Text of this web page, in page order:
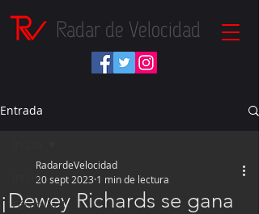
Radar de Velocidad
Entrada
Inicio
Fórmula 1
¡Dewey Richards se gana
RadardeVelocidad
20 sept 2023 1 min de lectura